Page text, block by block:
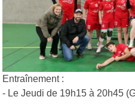
Entraînement :
- Le Jeudi de 19h15 à 20h45